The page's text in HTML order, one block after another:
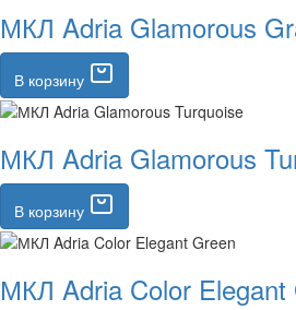
МКЛ Adria Glamorous
В корзину
МКЛ Adria Glamorous
В корзину
МКЛ Adria Color Elegant